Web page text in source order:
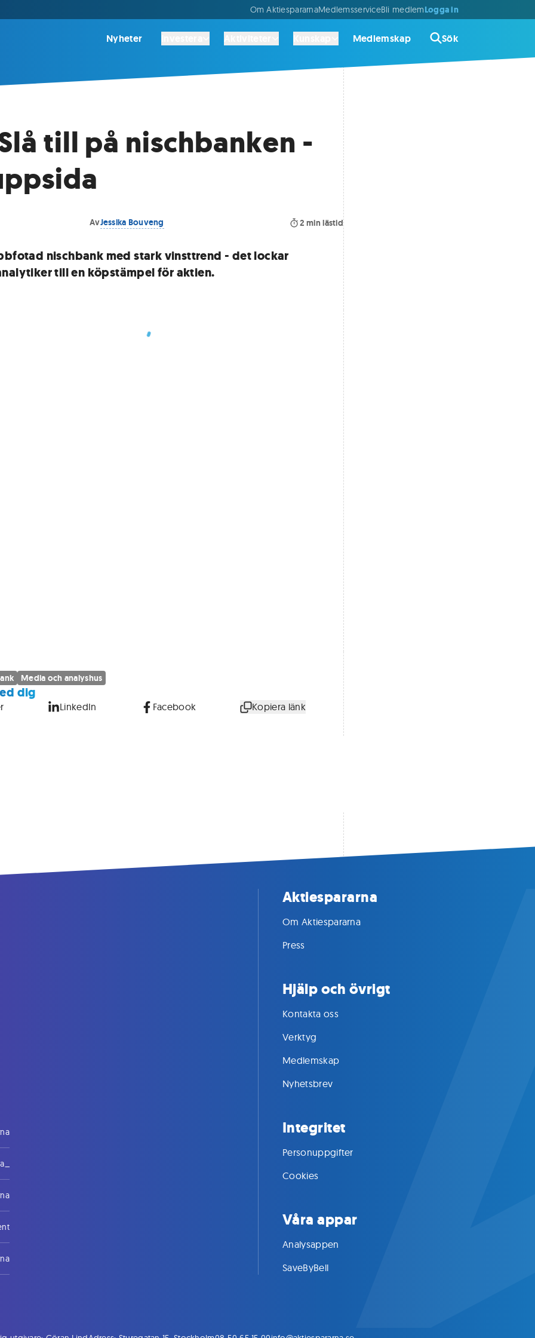
Om AktiespararnaMedlemsserviceBli medlemLogga in
Nyheter Medlemskap Sök
till på nischbanken -
AvJessika Bouveng 2 min lästid
nischbank med stark vinsttrend - det lockar
till en köpstämpel för aktien.
Media och analyshus
dig
LinkedIn Facebook Kopiera länk
Aktiespararna
Om Aktiespararna
Press
Hjälp och övrigt
Kontakta oss
Verktyg
Medlemskap
Nyhetsbrev
Integritet
Personuppgifter
Cookies
Våra appar
Analysappen
SaveByBell